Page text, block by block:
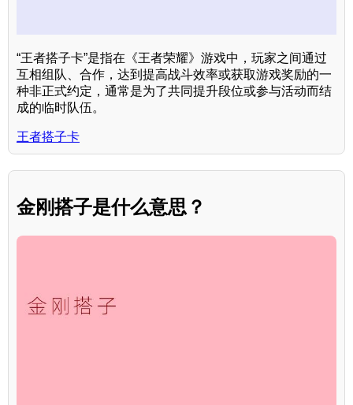
“王者搭子卡”是指在《王者荣耀》游戏中，玩家之间通过
互相组队、合作，达到提高战斗效率或获取游戏奖励的一
种非正式约定，通常是为了共同提升段位或参与活动而结
成的临时队伍。
王者搭子卡
金刚搭子是什么意思？